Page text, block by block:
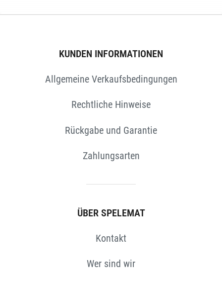
KUNDEN INFORMATIONEN
Allgemeine Verkaufsbedingungen
Rechtliche Hinweise
Rückgabe und Garantie
Zahlungsarten
ÜBER SPELEMAT
Kontakt
Wer sind wir